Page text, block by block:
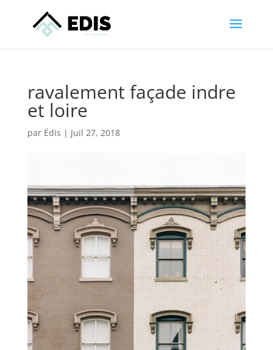
ravalement façade indre
et loire
par Édis | Juil 27, 2018